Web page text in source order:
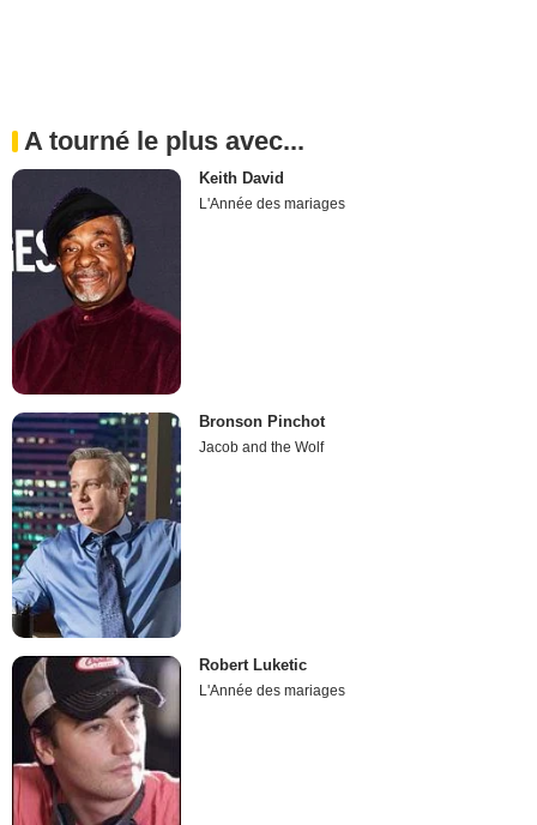
A tourné le plus avec...
Keith David
L'Année des mariages
Bronson Pinchot
Jacob and the Wolf
Robert Luketic
L'Année des mariages